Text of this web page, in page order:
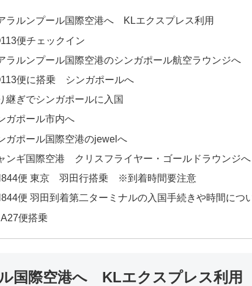
ラルンプール国際空港へ KLエクスプレス利用
便チェックイン
ラルンプール国際空港のシンガポール航空ラウンジへ
便に搭乗 シンガポールへ
継ぎでシンガポールに入国
ガポール市内へ
ガポール国際空港のjewelへ
ンギ国際空港 クリスフライヤー・ゴールドラウンジへ
便 東京 羽田行搭乗 ※到着時間要注意
便 羽田到着第二ターミナルの入国手続きや時間につ
便搭乗
国際空港へ KLエクスプレス利用